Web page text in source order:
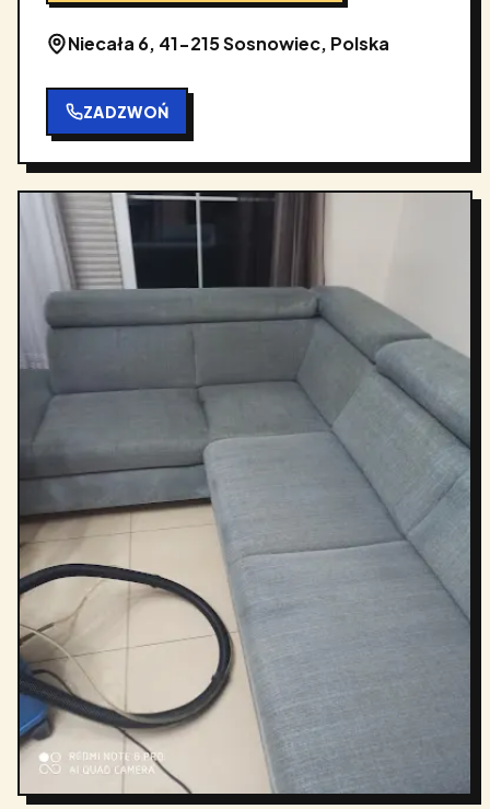
Niecała 6, 41-215 Sosnowiec, Polska
ZADZWOŃ